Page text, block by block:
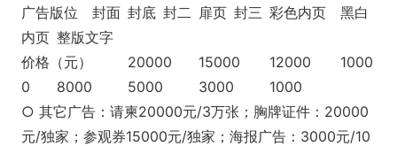
广告版位
封面 封底 封二 扉页 封三 彩色内页
黑白
内页 整版文字
价格（元）
20000 15000 12000
1000
0
8000 5000 3000
1000
○ 其它广告：请柬20000元/3万张；胸牌证件：20000
元/独家；参观券15000元/独家；海报广告：3000元/10